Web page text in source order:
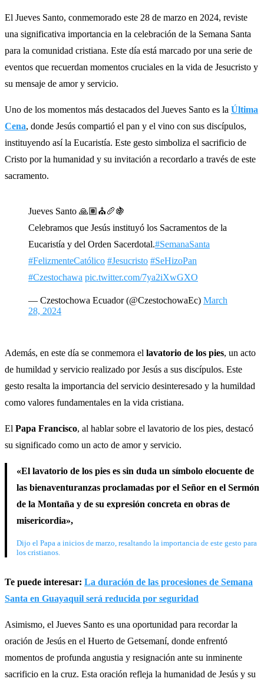
El Jueves Santo, conmemorado este 28 de marzo en 2024, reviste
una significativa importancia en la celebración de la Semana Santa
para la comunidad cristiana. Este día está marcado por una serie de
eventos que recuerdan momentos cruciales en la vida de Jesucristo y
su mensaje de amor y servicio.
Uno de los momentos más destacados del Jueves Santo es la Última
Cena, donde Jesús compartió el pan y el vino con sus discípulos,
instituyendo así la Eucaristía. Este gesto simboliza el sacrificio de
Cristo por la humanidad y su invitación a recordarlo a través de este
sacramento.
Jueves Santo 🙏🏽⛪️🥖🍇
Celebramos que Jesús instituyó los Sacramentos de la
Eucaristía y del Orden Sacerdotal.#SemanaSanta
#FelizmenteCatólico #Jesucristo #SeHizoPan
#Czestochawa pic.twitter.com/7ya2iXwGXO
— Czestochowa Ecuador (@CzestochowaEc) March
28, 2024
Además, en este día se conmemora el lavatorio de los pies, un acto
de humildad y servicio realizado por Jesús a sus discípulos. Este
gesto resalta la importancia del servicio desinteresado y la humildad
como valores fundamentales en la vida cristiana.
El Papa Francisco, al hablar sobre el lavatorio de los pies, destacó
su significado como un acto de amor y servicio.
«El lavatorio de los pies es sin duda un símbolo elocuente de
las bienaventuranzas proclamadas por el Señor en el Sermón
de la Montaña y de su expresión concreta en obras de
misericordia»,
Dijo el Papa a inicios de marzo, resaltando la importancia de este gesto para
los cristianos.
Te puede interesar: La duración de las procesiones de Semana
Santa en Guayaquil será reducida por seguridad
Asimismo, el Jueves Santo es una oportunidad para recordar la
oración de Jesús en el Huerto de Getsemaní, donde enfrentó
momentos de profunda angustia y resignación ante su inminente
sacrificio en la cruz. Esta oración refleja la humanidad de Jesús y su